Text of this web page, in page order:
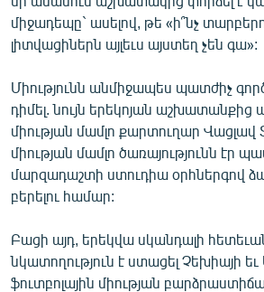
ԲԱՆԱՎԵՃ
ՓՈԴՔԱՍԹ
Հայերեն
English
ՀԵՏԵՎԵՔ ՄԵԶ
միջադեպը` ասելով, թե «ի՞նչ
լիտվացիներն այլեւս այստեղ չեն գա»:
Միությունն անմիջապես պատժիչ
դիմել. նույն երեկոյան աշխատանքից
միության մամլո քարտուղար Վացլավ
միության մամլո ծառայությունն էր
մարզադաշտի ստուդիա օրհներգով
բերելու համար:
Բացի այդ, երեկվա սկանդալի
նկատողություն է ստացել Չեխիայի
ֆուտբոլային միության